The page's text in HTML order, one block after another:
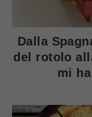
Dalla
del rotolo
mi